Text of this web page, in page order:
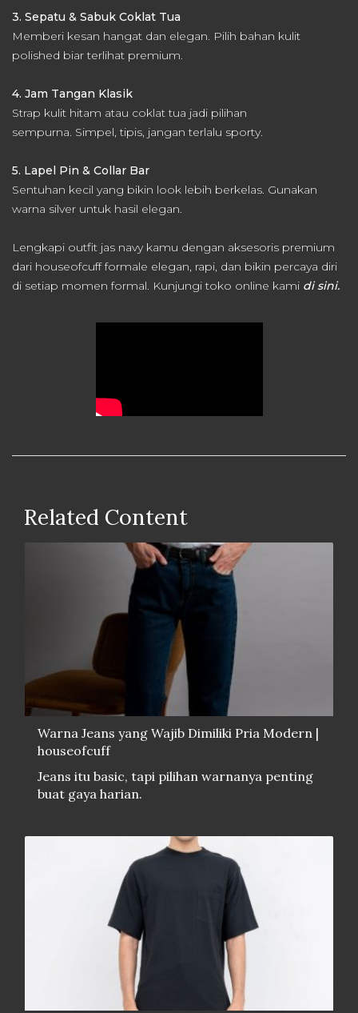
3. Sepatu & Sabuk Coklat Tua
Memberi kesan hangat dan elegan. Pilih bahan kulit
polished biar terlihat premium.
4. Jam Tangan Klasik
Strap kulit hitam atau coklat tua jadi pilihan
sempurna. Simpel, tipis, jangan terlalu sporty.
5. Lapel Pin & Collar Bar
Sentuhan kecil yang bikin look lebih berkelas. Gunakan
warna silver untuk hasil elegan.
Lengkapi outfit jas navy kamu dengan aksesoris premium
dari houseofcuff formale elegan, rapi, dan bikin percaya diri
di setiap momen formal. Kunjungi toko online kami di sini.
Related Content
Warna Jeans yang Wajib Dimiliki Pria Modern |
houseofcuff
Jeans itu basic, tapi pilihan warnanya penting
buat gaya harian.